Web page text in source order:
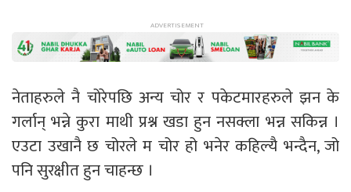
नेताहरुले नै चोरेपछि अन्य चोर र पकेटमारहरुले झन के
गर्लान् भन्ने कुरा माथी प्रश्न खडा हुन नसक्ला भन्न सकिन्न ।
एउटा उखानै छ चोरले म चोर हो भनेर कहिल्यै भन्दैन, जो
पनि सुरक्षीत हुन चाहन्छ ।